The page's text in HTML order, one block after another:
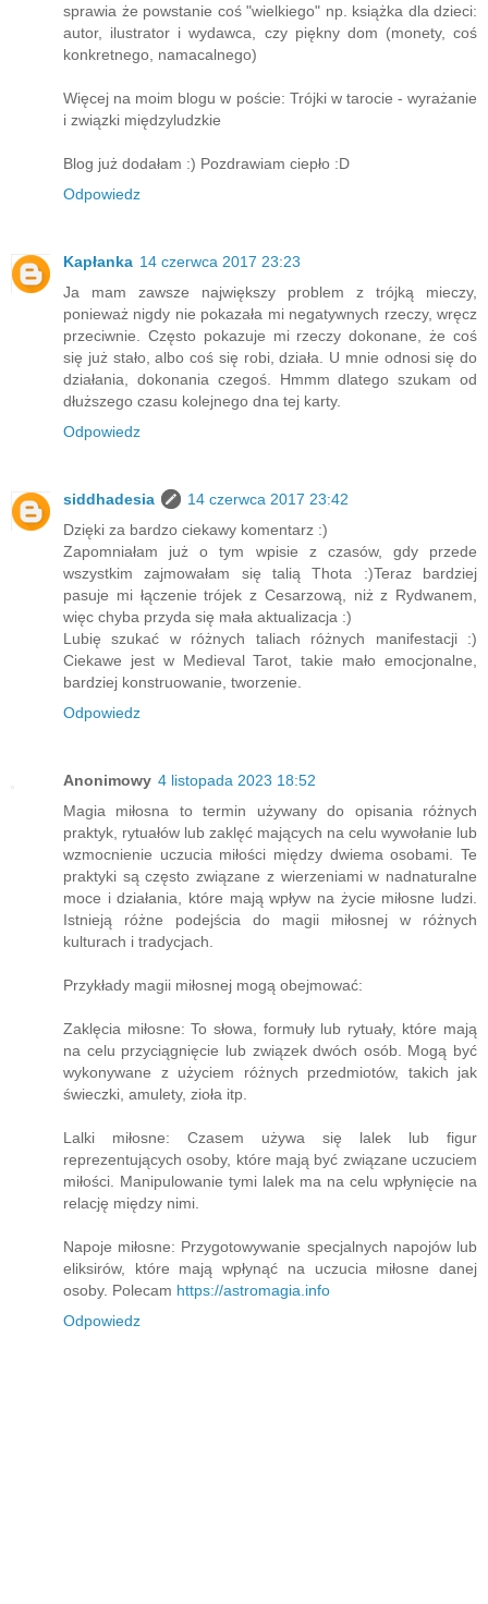
sprawia że powstanie coś "wielkiego" np. książka dla dzieci:
autor, ilustrator i wydawca, czy piękny dom (monety, coś
konkretnego, namacalnego)
Więcej na moim blogu w poście: Trójki w tarocie - wyrażanie
i związki międzyludzkie
Blog już dodałam :) Pozdrawiam ciepło :D
Odpowiedz
Kapłanka 14 czerwca 2017 23:23
Ja mam zawsze największy problem z trójką mieczy,
ponieważ nigdy nie pokazała mi negatywnych rzeczy, wręcz
przeciwnie. Często pokazuje mi rzeczy dokonane, że coś
się już stało, albo coś się robi, działa. U mnie odnosi się do
działania, dokonania czegoś. Hmmm dlatego szukam od
dłuższego czasu kolejnego dna tej karty.
Odpowiedz
siddhadesia
14 czerwca 2017 23:42
Dzięki za bardzo ciekawy komentarz :)
Zapomniałam już o tym wpisie z czasów, gdy przede
wszystkim zajmowałam się talią Thota :)Teraz bardziej
pasuje mi łączenie trójek z Cesarzową, niż z Rydwanem,
więc chyba przyda się mała aktualizacja :)
Lubię szukać w różnych taliach różnych manifestacji :)
Ciekawe jest w Medieval Tarot, takie mało emocjonalne,
bardziej konstruowanie, tworzenie.
Odpowiedz
Anonimowy 4 listopada 2023 18:52
Magia miłosna to termin używany do opisania różnych
praktyk, rytuałów lub zaklęć mających na celu wywołanie lub
wzmocnienie uczucia miłości między dwiema osobami. Te
praktyki są często związane z wierzeniami w nadnaturalne
moce i działania, które mają wpływ na życie miłosne ludzi.
Istnieją różne podejścia do magii miłosnej w różnych
kulturach i tradycjach.
Przykłady magii miłosnej mogą obejmować:
Zaklęcia miłosne: To słowa, formuły lub rytuały, które mają
na celu przyciągnięcie lub związek dwóch osób. Mogą być
wykonywane z użyciem różnych przedmiotów, takich jak
świeczki, amulety, zioła itp.
Lalki miłosne: Czasem używa się lalek lub figur
reprezentujących osoby, które mają być związane uczuciem
miłości. Manipulowanie tymi lalek ma na celu wpłynięcie na
relację między nimi.
Napoje miłosne: Przygotowywanie specjalnych napojów lub
eliksirów, które mają wpłynąć na uczucia miłosne danej
osoby. Polecam https://astromagia.info
Odpowiedz